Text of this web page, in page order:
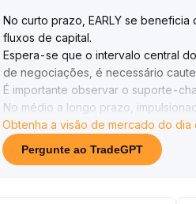
No curto prazo, EARLY se
fluxos de capital.
Espera-se que o intervalo central
de negociações, é necessário
É importante observar o suporte-
No médio a longo prazo,
institucional, o mercado altista está
sustentado pela sinergia entre
Recomenda-se cautela nas
Obtenha a visão de mercado do dia
Pergunte ao TradeGPT